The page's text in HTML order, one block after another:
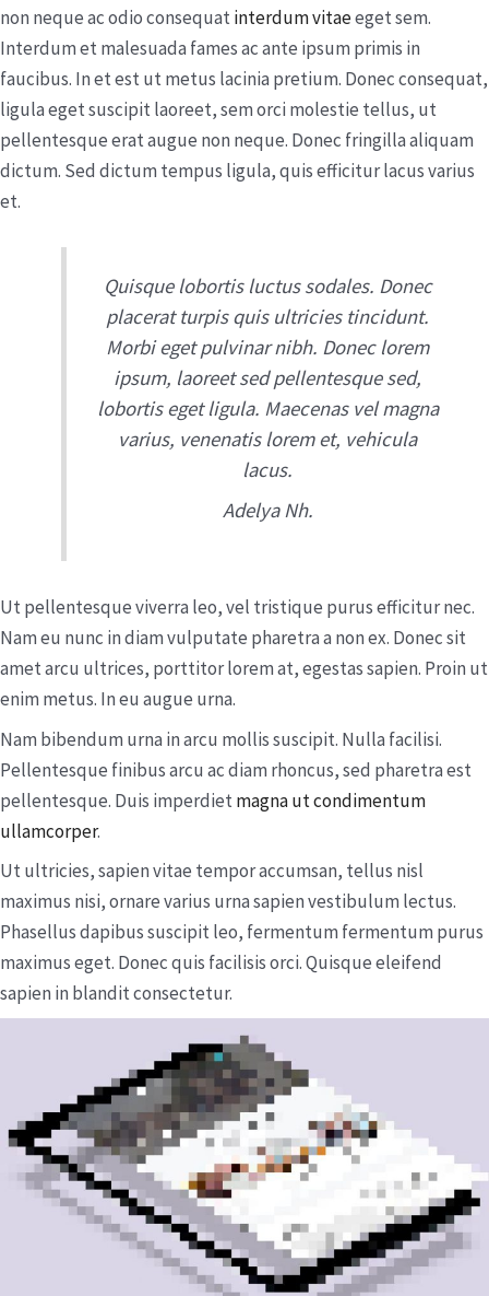
non neque ac odio consequatinterdum vitaeeget sem.
Interdum et malesuada fames ac ante ipsum primis in
faucibus. In et est ut metus lacinia pretium. Donec consequat,
ligula eget suscipit laoreet, sem orci molestie tellus, ut
pellentesque erat augue non neque. Donec fringilla aliquam
dictum. Sed dictum tempus ligula, quis efficitur lacus varius
et.
Quisque lobortis luctus sodales. Donec
placerat turpis quis ultricies tincidunt.
Morbi eget pulvinar nibh. Donec lorem
ipsum, laoreet sed pellentesque sed,
lobortis eget ligula. Maecenas vel magna
varius, venenatis lorem et, vehicula
lacus.
Adelya Nh.
Ut pellentesque viverra leo, vel tristique purus efficitur nec.
Nam eu nunc in diam vulputate pharetra a non ex. Donec sit
amet arcu ultrices, porttitor lorem at, egestas sapien. Proin ut
enim metus. In eu augue urna.
Nam bibendum urna in arcu mollis suscipit. Nulla facilisi.
Pellentesque finibus arcu ac diam rhoncus, sed pharetra est
pellentesque. Duis imperdietmagna ut condimentum
ullamcorper.
Ut ultricies, sapien vitae tempor accumsan, tellus nisl
maximus nisi, ornare varius urna sapien vestibulum lectus.
Phasellus dapibus suscipit leo, fermentum fermentum purus
maximus eget. Donec quis facilisis orci. Quisque eleifend
sapien in blandit consectetur.